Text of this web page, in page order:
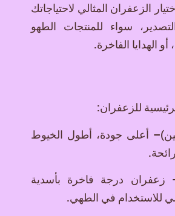
الزعفران المثالي لاحتياجاتك
سواء للمنتجات الطهو
الهدايا الفاخرة.
للزعفران:
أعلى جودة، أطول الخيوط
زعفران درجة فاخرة بأسدية
للاستخدام في الطهي.